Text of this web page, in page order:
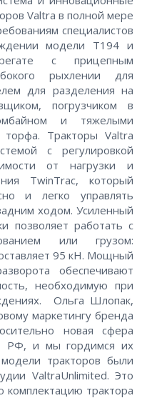
Valtra в полной мере
специалистов
модели Т194 и
с прицепным
рыхлении для
для разделения на
погрузчиком в
и тяжелыми
торфа. Тракторы Valtra
с регулировкой
от нагрузки и
TwinTrac, который
и легко управлять
ходом. Усиленный
позволяет работать с
или грузом:
95 кН. Мощный
обеспечивают
необходимую при
Ольга Шлопак,
маркетингу бренда
новая сфера
РФ, и мы гордимся их
тракторов были
ValtraUnlimited. Это
комплектацию трактора